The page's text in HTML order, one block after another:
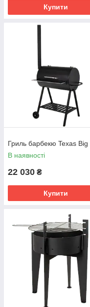
Купити
Гриль барбекю Texas Big
В наявності
22 030 ₴
Купити